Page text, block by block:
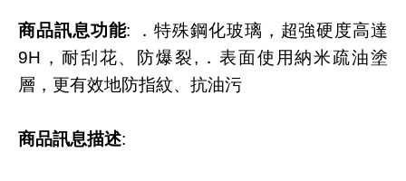
商品訊息功能: ．特殊鋼化玻璃，超強硬度高達
9H，耐刮花、防爆裂,．表面使用納米疏油塗
層，更有效地防指紋、抗油污
商品訊息描述: